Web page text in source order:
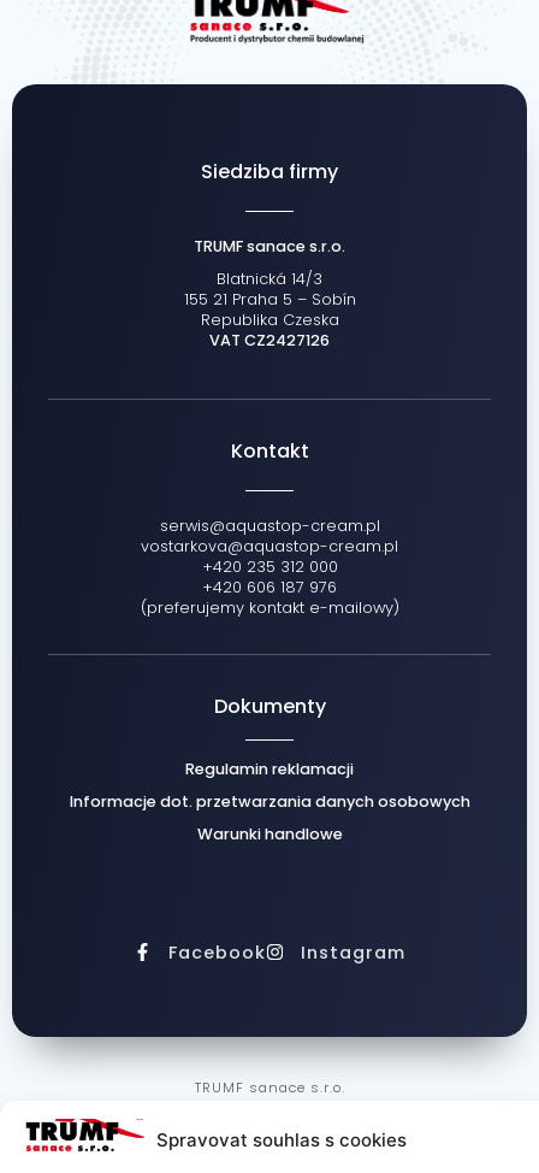
Spravovat souhlas s cookies
Siedziba firmy
TRUMF sanace s.r.o.
Blatnická 14/3
155 21 Praha 5 – Sobín
Republika Czeska
VAT CZ2427126
Kontakt
serwis@aquastop-cream.pl
vostarkova@aquastop-cream.pl
+420 235 312 000
+420 606 187 976
(preferujemy kontakt e-mailowy)
Dokumenty
Regulamin reklamacji
Informacje dot. przetwarzania danych osobowych
Warunki handlowe
Facebook Instagram
TRUMF sanace s.r.o.